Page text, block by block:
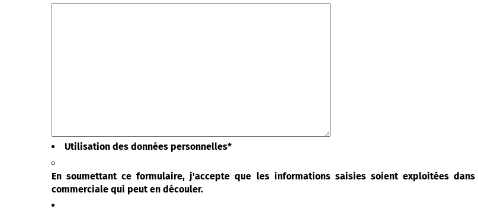
Utilisation des données personnelles*
En soumettant ce formulaire, j'accepte que les informations saisies soient exploitées
commerciale qui peut en découler.